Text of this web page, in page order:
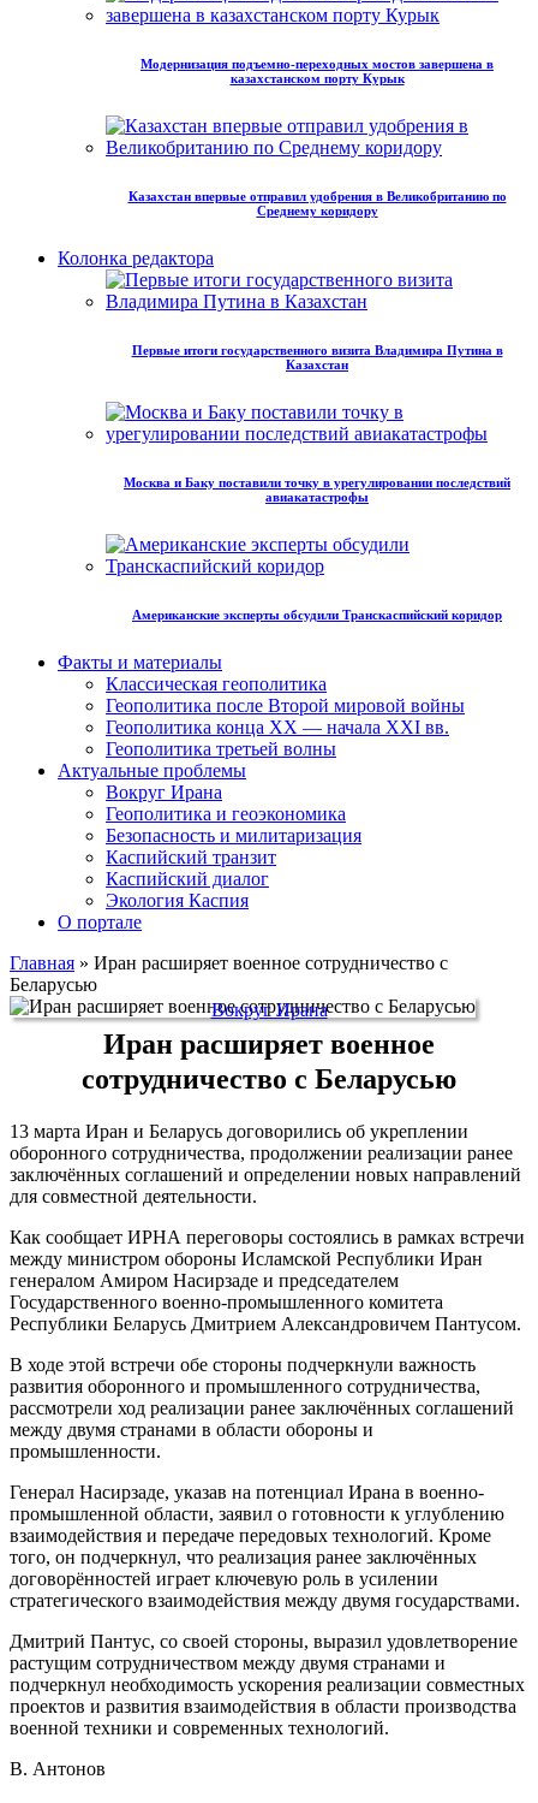
Модернизация подъемно-переходных мостов завершена в
казахстанском порту Курык
Казахстан впервые отправил удобрения в Великобританию по
Среднему коридору
Колонка редактора
Первые итоги государственного визита Владимира Путина в
Казахстан
Москва и Баку поставили точку в урегулировании последствий
авиакатастрофы
Американские эксперты обсудили Транскаспийский коридор
Факты и материалы
Классическая геополитика
Геополитика после Второй мировой войны
Геополитика конца XX — начала XXI вв.
Геополитика третьей волны
Актуальные проблемы
Вокруг Ирана
Геополитика и геоэкономика
Безопасность и милитаризация
Каспийский транзит
Каспийский диалог
Экология Каспия
О портале
Главная » Иран расширяет военное сотрудничество с
Беларусью
Вокруг Ирана
Иран расширяет военное
сотрудничество с Беларусью
13 марта Иран и Беларусь договорились об укреплении
оборонного сотрудничества, продолжении реализации ранее
заключённых соглашений и определении новых направлений
для совместной деятельности.
Как сообщает ИРНА переговоры состоялись в рамках встречи
между министром обороны Исламской Республики Иран
генералом Амиром Насирзаде и председателем
Государственного военно-промышленного комитета
Республики Беларусь Дмитрием Александровичем Пантусом.
В ходе этой встречи обе стороны подчеркнули важность
развития оборонного и промышленного сотрудничества,
рассмотрели ход реализации ранее заключённых соглашений
между двумя странами в области обороны и
промышленности.
Генерал Насирзаде, указав на потенциал Ирана в военно-
промышленной области, заявил о готовности к углублению
взаимодействия и передаче передовых технологий. Кроме
того, он подчеркнул, что реализация ранее заключённых
договорённостей играет ключевую роль в усилении
стратегического взаимодействия между двумя государствами.
Дмитрий Пантус, со своей стороны, выразил удовлетворение
растущим сотрудничеством между двумя странами и
подчеркнул необходимость ускорения реализации совместных
проектов и развития взаимодействия в области производства
военной техники и современных технологий.
В. Антонов